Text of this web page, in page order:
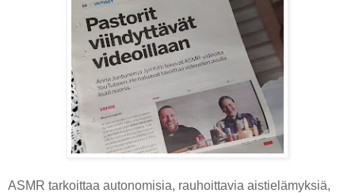
ASMR tarkoittaa autonomisia, rauhoittavia aistielämyksiä,